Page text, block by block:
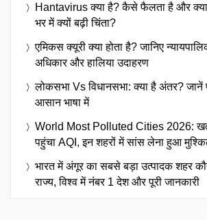
Hantavirus क्या है? कैसे फैलता है और क्या
भर में क्यों बढ़ी चिंता?
एमिकस क्यूरी क्या होता है? जानिए
अधिकार और हालिया उदाहरण
लोकसभा Vs विधानसभा: क्या है अंतर? जानें
आसान भाषा में
World Most Polluted Cities 2026:
पहुंचा AQI, इन शहरों में सांस लेना हुआ
भारत में अंगूर का सबसे बड़ा उत्पादक शहर
राज्य, विश्व में नंबर 1 देश और पूरी जानकारी